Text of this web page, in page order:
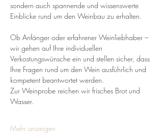
sondern auch spannende und wissenswerte
Einblicke rund um den Weinbau zu erhalten.
Ob Anfänger oder erfahrener Weinliebhaber –
wir gehen auf Ihre individuellen
Verkostungswünsche ein und stellen sicher, dass
Ihre Fragen rund um den Wein ausführlich und
kompetent beantwortet werden.
Zur Weinprobe reichen wir frisches Brot und
Wasser.
Mehr anzeigen